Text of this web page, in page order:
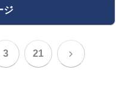
ジ
3 21 次